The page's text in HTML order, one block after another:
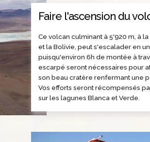
Faire l'ascension du
Ce volcan culminant à 5'920 m, à
et la Bolivie, peut s'escalader en
puisqu'environ 6h de montée à
escarpé seront nécessaires pour
son beau cratère renfermant une
Vos efforts seront récompensés
sur les lagunes Blanca et Verde.